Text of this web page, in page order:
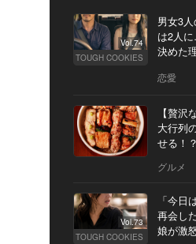
Vol.74
TOUGH COOKIES
男女3
は2人
決めた
恋愛
【贅沢
大行列
せる！
グルメ
Vol.73
TOUGH COOKIES
「今日
再会し
娘が激